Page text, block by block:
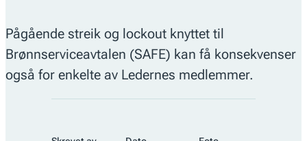
Pågående streik og lockout knyttet til
Brønnserviceavtalen (SAFE) kan få konsekvenser
også for enkelte av Ledernes medlemmer.